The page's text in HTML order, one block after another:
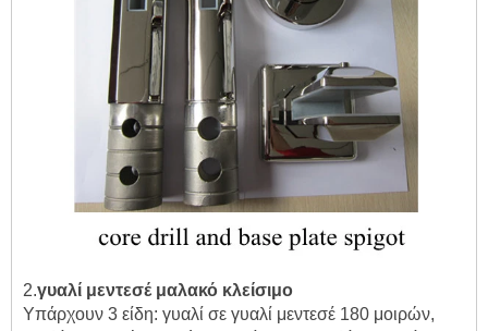
2.γυαλί μεντεσέ μαλακό κλείσιμο
Υπάρχουν 3 είδη: γυαλί σε γυαλί μεντεσέ 180 μοιρών,